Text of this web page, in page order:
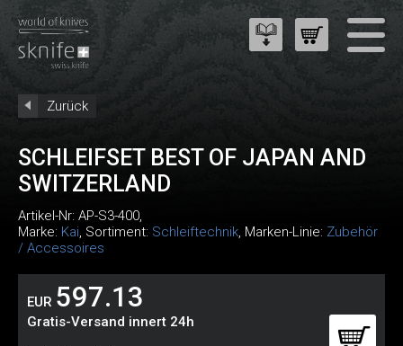
Zurück
SCHLEIFSET BEST OF JAPAN AND
SWITZERLAND
Artikel-Nr: AP-S3-400,
Marke: Kai, Sortiment: Schleiftechnik, Marken-Linie: Zubehör
/ Accessoires
EUR 597.13
Gratis-Versand innert 24h